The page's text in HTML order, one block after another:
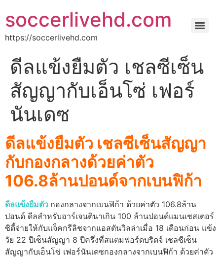
soccerlivehd.com
https://soccerlivehd.com
ดีลแข้งยืมตัว เชลซีเซ็น
สัญญากับเอ็นโซ่ เฟอร์
นันเดซ
ดีลแข้งยืมตัว เชลซีเซ็นสัญญา
กับกองกลางด้วยค่าตัว
106.8ล้านปอนด์จากเบนฟิก้า
ดีลแข้งยืมตัว กองกลางจากเบนฟิก้า ด้วยค่าตัว 106.8ล้าน
ปอนด์ ดีลสําหรับอาร์เจนตินาเกิน 100 ล้านปอนด์แมนเชสเตอร์
ซิตี้จ่ายให้กับแจ็คกรีลิชจากแอสตันวิลล่าเมื่อ 18 เดือนก่อน แข้ง
วัย 22 ปีเซ็นสัญญา 8 ปีครึ่งที่สแตมฟอร์ดบริดจ์ เชลซีเซ็น
สัญญากับเอ็นโซ่ เฟอร์นันเดซกองกลางจากเบนฟิก้า ด้วยค่าตัว